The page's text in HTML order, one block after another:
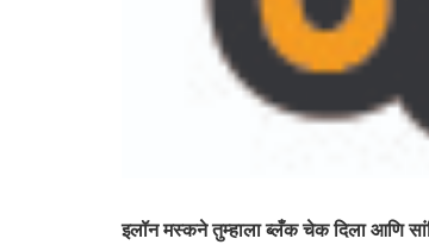
इलॉन मस्कने तुम्हाला ब्लँक चेक दिला आणि